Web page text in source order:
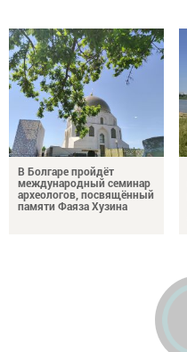
В Болгаре пройдёт
международный семинар
археологов, посвящённый
памяти Фаяза Хузина